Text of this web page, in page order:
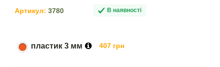
Артикул: 3780 В наявності
пластик 3 мм 407 грн